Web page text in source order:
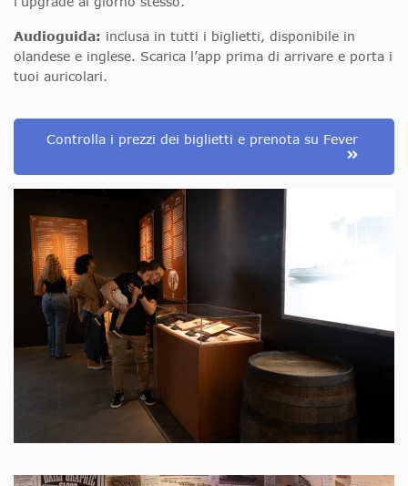
Audioguida: inclusa in tutti i biglietti, disponibile in
olandese e inglese. Scarica l’app prima di arrivare e porta i
tuoi auricolari.
Controlla i prezzi dei biglietti e prenota su Fever